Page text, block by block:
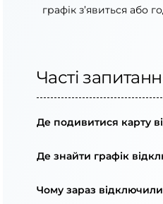
графік з’явиться або
Часті
Де подивитися карту
Де знайти графік
Чому зараз